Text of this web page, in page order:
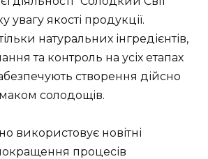
увагу якості продукції.
натуральних інгредієнтів,
та контроль на усіх етапах
створення дійсно
солодощів.
використовує новітні
процесів